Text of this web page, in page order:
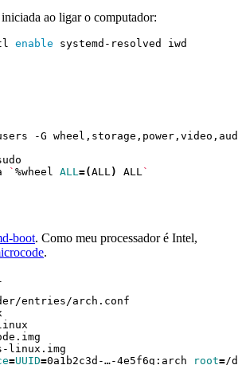
ao ligar o computador:
enable
` %wheel ALL =(ALL ) ALL `
boot. Como meu processador é Intel,
.
=UUID=0a1b2c3d-…-4e5f6g:arch root=/